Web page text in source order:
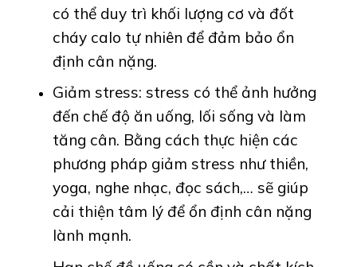
có thể duy trì khối lượng cơ và đốt
cháy calo tự nhiên để đảm bảo ổn
định cân nặng.
Giảm stress: stress có thể ảnh hưởng
đến chế độ ăn uống, lối sống và làm
tăng cân. Bằng cách thực hiện các
phương pháp giảm stress như thiền,
yoga, nghe nhạc, đọc sách,… sẽ giúp
cải thiện tâm lý để ổn định cân nặng
lành mạnh.